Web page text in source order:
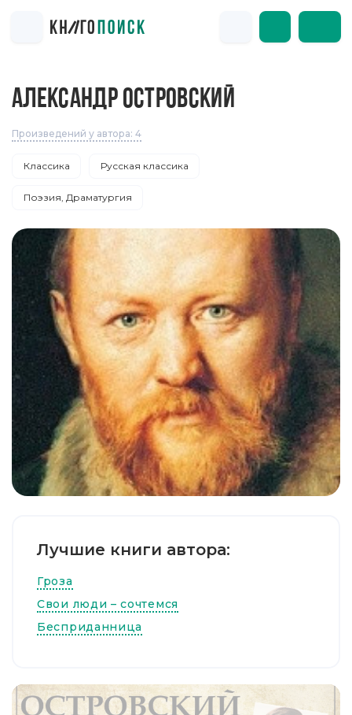
АЛЕКСАНДР ОСТРОВСКИЙ
Произведений у автора: 4
Классика Русская классика
Поэзия, Драматургия
Лучшие книги автора:
Гроза
Свои люди – сочтемся
Бесприданница